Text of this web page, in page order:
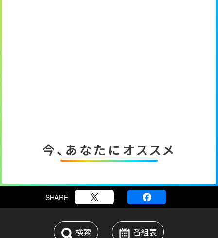
今、あなたにオススメ
SHARE
検索 番組表